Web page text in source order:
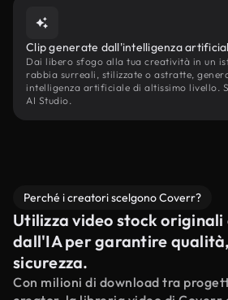
Clip generate dall'intelligenza
Dai libero sfogo alla tua creatività in un
rabbia surreali, stilizzate o astratte,
intelligenza artificiale di altissimo livello.
AI Studio.
Perché i creatori scelgono Coverr?
Utilizza video stock originali
dall'IA per garantire
sicurezza.
Con milioni di download tra